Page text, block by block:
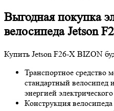
Выгодная покупка
велосипеда Jetson
Купить Jetson F26-X BIZON
Транспортное средство
стандартный велосипед
энергией
Конструкция